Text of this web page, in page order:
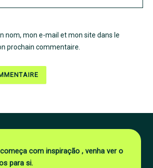
nom, mon e-mail et mon site dans le
prochain commentaire.
com inspiração , venha ver o
para si.